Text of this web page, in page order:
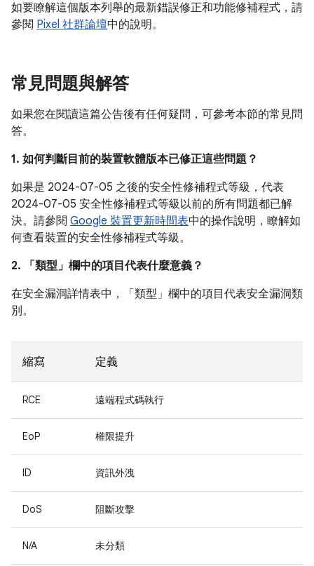
如要瞭解這個版本列舉的最新錯誤修正和功能修補程式，請
參閱 Pixel 社群論壇中的說明。
常見問題與解答
如果您在閱讀這篇公告後有任何疑問，可參考本節的常見問
答。
1. 如何判斷目前的裝置軟體版本已修正這些問題？
如果是 2024-07-05 之後的安全性修補程式等級，代表
2024-07-05 安全性修補程式等級以前的所有問題都已解
決。請參閱 Google 裝置更新時間表中的操作說明，瞭解如
何查看裝置的安全性修補程式等級。
2. 「類型」 欄中的項目代表什麼意義？
在安全漏洞詳情表中，「類型」 欄中的項目代表安全漏洞類
別。
縮寫 定義
RCE 遠端程式碼執行
EoP 權限提升
ID 資訊外洩
DoS 阻斷攻擊
N/A 未分類